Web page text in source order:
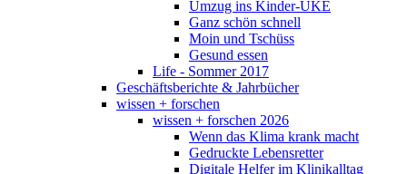
Umzug ins Kinder-UKE
Ganz schön schnell
Moin und Tschüss
Gesund essen
Life - Sommer 2017
Geschäftsberichte & Jahrbücher
wissen + forschen
wissen + forschen 2026
Wenn das Klima krank macht
Gedruckte Lebensretter
Digitale Helfer im Klinikalltag